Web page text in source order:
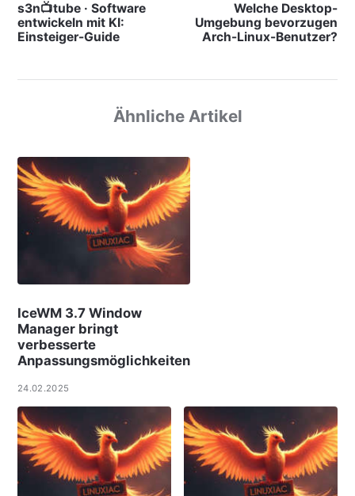
s3n📺tube · Software
entwickeln mit KI:
Einsteiger-Guide
Welche Desktop-
Umgebung bevorzugen
Arch-Linux-Benutzer?
Ähnliche Artikel
IceWM 3.7 Window
Manager bringt
verbesserte
Anpassungsmöglichkeiten
24.02.2025